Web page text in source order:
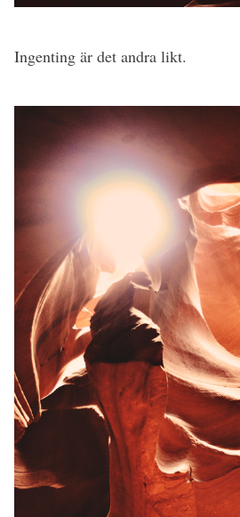
Ingenting är det andra likt.